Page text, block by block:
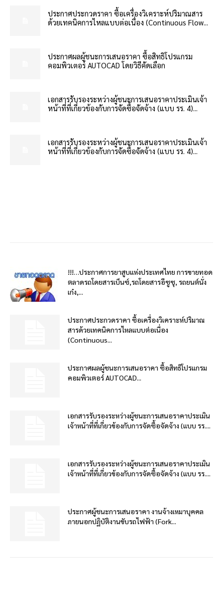
ประกาศประกวดราคา ซื้อเครื่องวิเคราะห์ปริมาณสาร
ด้วยเทคนิคการไหลแบบต่อเนื่อง (Continuous Flow...
ประกาศผลผู้ชนะการเสนอราคา ซื้อสิทธิโปรแกรม
คอมพิวเตอร์ AUTOCAD โดยวิธีคัดเลือก
เอกสารรับรองระหว่างผู้ชนะการเสนอราคาประเมินเจ้า
หน้าที่ที่เกี่ยวข้องกับการจัดซื้อจัดจ้าง (แบบ รร. 4)...
เอกสารรับรองระหว่างผู้ชนะการเสนอราคาประเมินเจ้า
หน้าที่ที่เกี่ยวข้องกับการจัดซื้อจัดจ้าง (แบบ รร. 4)...
!!!…ประกาศการยาสูบแห่งประเทศไทย การขายทอด
ตลาดรถโดยสารเบ็นซ์,รถโดยสารอีซูซุ, รถยนต์นั่ง
เก๋ง,...
ประกาศประกวดราคา ซื้อเครื่องวิเคราะห์ปริมาณ
สารด้วยเทคนิคการไหลแบบต่อเนื่อง
(Continuous...
ประกาศผลผู้ชนะการเสนอราคา ซื้อสิทธิโปรแกรม
คอมพิวเตอร์ AUTOCAD...
เอกสารรับรองระหว่างผู้ชนะการเสนอราคาประเมิน
เจ้าหน้าที่ที่เกี่ยวข้องกับการจัดซื้อจัดจ้าง (แบบ รร....
เอกสารรับรองระหว่างผู้ชนะการเสนอราคาประเมิน
เจ้าหน้าที่ที่เกี่ยวข้องกับการจัดซื้อจัดจ้าง (แบบ รร....
ประกาศผู้ชนะการเสนอราคา งานจ้างเหมาบุคคล
ภายนอกปฏิบัติงานขับรถไฟฟ้า (Fork...